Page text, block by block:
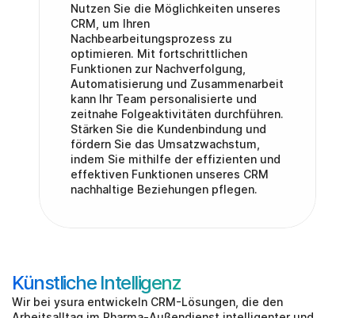
Nutzen Sie die Möglichkeiten unseres
CRM, um Ihren
Nachbearbeitungsprozess zu
optimieren. Mit fortschrittlichen
Funktionen zur Nachverfolgung,
Automatisierung und Zusammenarbeit
kann Ihr Team personalisierte und
zeitnahe Folgeaktivitäten durchführen.
Stärken Sie die Kundenbindung und
fördern Sie das Umsatzwachstum,
indem Sie mithilfe der effizienten und
effektiven Funktionen unseres CRM
nachhaltige Beziehungen pflegen.
Künstliche Intelligenz
Wir bei ysura entwickeln CRM-Lösungen, die den